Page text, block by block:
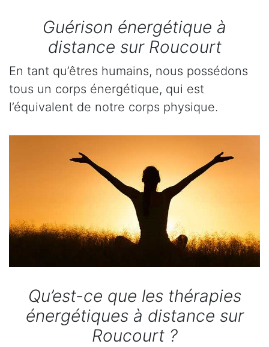
Guérison énergétique à
distance sur Roucourt
En tant qu’êtres humains, nous possédons
tous un corps énergétique, qui est
l’équivalent de notre corps physique.
Qu’est-ce que les thérapies
énergétiques à distance sur
Roucourt ?